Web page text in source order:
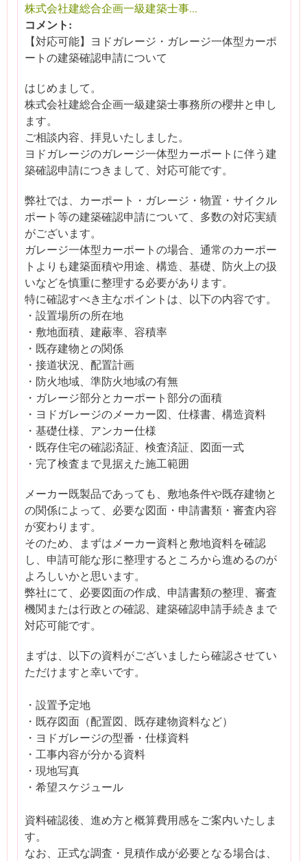
株式会社建総合企画一級建築士事...
コメント:
【対応可能】ヨドガレージ・ガレージ一体型カーポ
ートの建築確認申請について
はじめまして。
株式会社建総合企画一級建築士事務所の櫻井と申し
ます。
ご相談内容、拝見いたしました。
ヨドガレージのガレージ一体型カーポートに伴う建
築確認申請につきまして、対応可能です。
弊社では、カーポート・ガレージ・物置・サイクル
ポート等の建築確認申請について、多数の対応実績
がございます。
ガレージ一体型カーポートの場合、通常のカーポー
トよりも建築面積や用途、構造、基礎、防火上の扱
いなどを慎重に整理する必要があります。
特に確認すべき主なポイントは、以下の内容です。
・設置場所の所在地
・敷地面積、建蔽率、容積率
・既存建物との関係
・接道状況、配置計画
・防火地域、準防火地域の有無
・ガレージ部分とカーポート部分の面積
・ヨドガレージのメーカー図、仕様書、構造資料
・基礎仕様、アンカー仕様
・既存住宅の確認済証、検査済証、図面一式
・完了検査まで見据えた施工範囲
メーカー既製品であっても、敷地条件や既存建物と
の関係によって、必要な図面・申請書類・審査内容
が変わります。
そのため、まずはメーカー資料と敷地資料を確認
し、申請可能な形に整理するところから進めるのが
よろしいかと思います。
弊社にて、必要図面の作成、申請書類の整理、審査
機関または行政との確認、建築確認申請手続きまで
対応可能です。
まずは、以下の資料がございましたら確認させてい
ただけますと幸いです。
・設置予定地
・既存図面（配置図、既存建物資料など）
・ヨドガレージの型番・仕様資料
・工事内容が分かる資料
・現地写真
・希望スケジュール
資料確認後、進め方と概算費用感をご案内いたしま
す。
なお、正式な調査・見積作成が必要となる場合は、